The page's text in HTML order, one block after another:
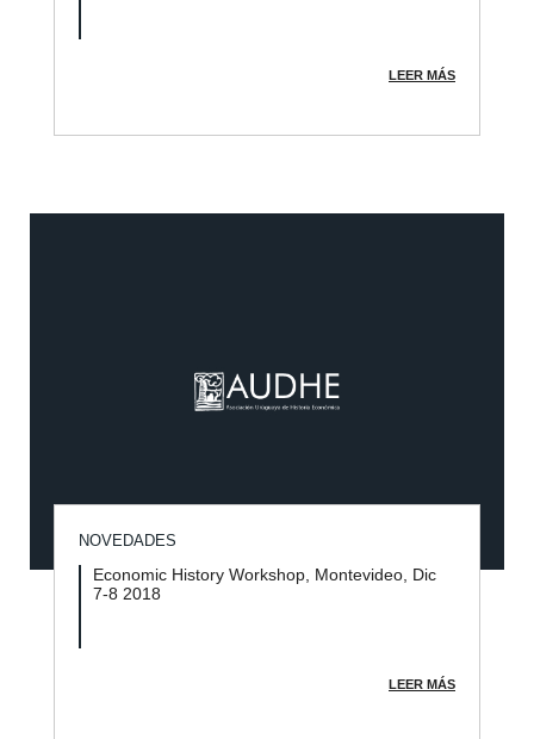
LEER MÁS
NOVEDADES
Economic History Workshop, Montevideo, Dic
7-8 2018
LEER MÁS